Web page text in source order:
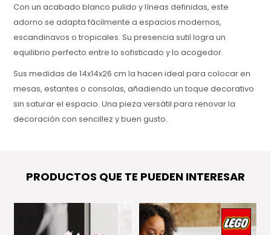
Con un acabado blanco pulido y líneas definidas, este
adorno se adapta fácilmente a espacios modernos,
escandinavos o tropicales. Su presencia sutil logra un
equilibrio perfecto entre lo sofisticado y lo acogedor.
Sus medidas de 14x14x26 cm la hacen ideal para colocar en
mesas, estantes o consolas, añadiendo un toque decorativo
sin saturar el espacio. Una pieza versátil para renovar la
decoración con sencillez y buen gusto.
PRODUCTOS QUE TE PUEDEN INTERESAR